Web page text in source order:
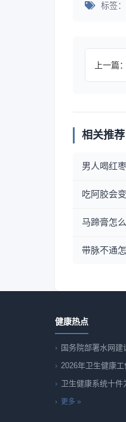
标签：
上一篇：
相关推荐
男人喝红
吃阿胶会
马蹄膏怎
带脉不通
健康热点
国务院部署水网
2026年卫生健康
卫生健康系统十
更多 »